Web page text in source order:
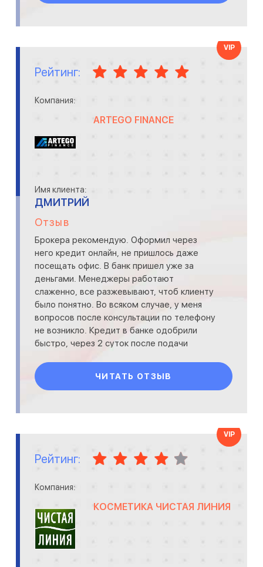
VIP
Рейтинг:
Компания:
ARTEGO FINANCE
Имя клиента:
ДМИТРИЙ
Отзыв
Брокера рекомендую. Оформил через
него кредит онлайн, не пришлось даже
посещать офис. В банк пришел уже за
деньгами. Менеджеры работают
слаженно, все разжевывают, чтоб клиенту
было понятно. Во всяком случае, у меня
вопросов после консультации по телефону
не возникло. Кредит в банке одобрили
быстро, через 2 суток после подачи
Ставку пр...
ЧИТАТЬ ОТЗЫВ
VIP
Рейтинг:
Компания:
КОСМЕТИКА ЧИСТАЯ ЛИНИЯ